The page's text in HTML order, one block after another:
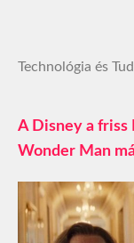
Technológia és
A Disney a friss
Wonder Man